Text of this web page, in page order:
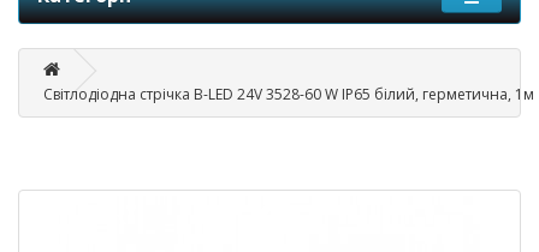
Світлодіодна стрічка B-LED 24V 3528-60 W IP65 білий, герметична, 1м